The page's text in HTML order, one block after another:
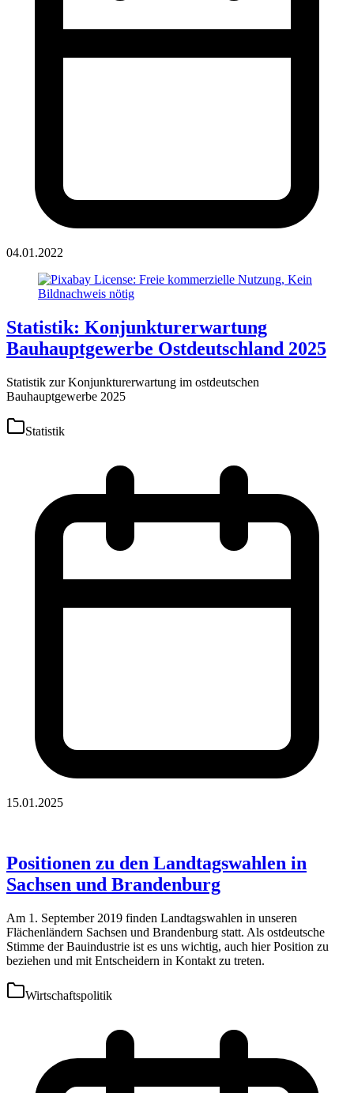
04.01.2022
Statistik: Konjunkturerwartung
Bauhauptgewerbe Ostdeutschland 2025
Statistik zur Konjunkturerwartung im ostdeutschen
Bauhauptgewerbe 2025
Statistik
15.01.2025
Positionen zu den Landtagswahlen in
Sachsen und Brandenburg
Am 1. September 2019 finden Landtagswahlen in unseren
Flächenländern Sachsen und Brandenburg statt. Als ostdeutsche
Stimme der Bauindustrie ist es uns wichtig, auch hier Position zu
beziehen und mit Entscheidern in Kontakt zu treten.
Wirtschaftspolitik